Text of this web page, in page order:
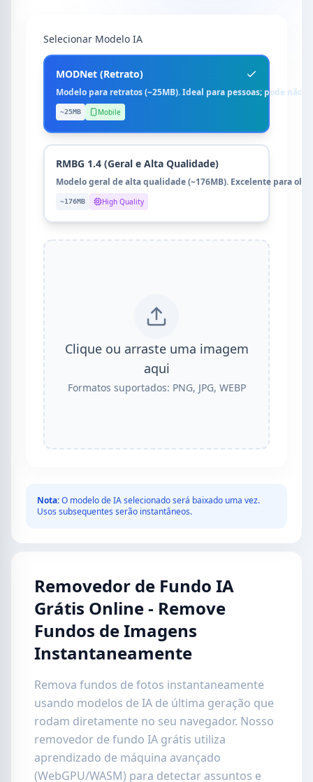
Selecionar Modelo IA
MODNet (Retrato)
Modelo para retratos (~25MB). Ideal para pessoas; pode não
~25MB Mobile
RMBG 1.4 (Geral e Alta Qualidade)
Modelo geral de alta qualidade (~176MB). Excelente para
~176MB High Quality
Clique ou arraste uma imagem
aqui
Formatos suportados: PNG, JPG, WEBP
Nota:O modelo de IA selecionado será baixado uma vez.
Usos subsequentes serão instantâneos.
Removedor de Fundo IA
Grátis Online - Remove
Fundos de Imagens
Instantaneamente
Remova fundos de fotos instantaneamente
usando modelos de IA de última geração que
rodam diretamente no seu navegador. Nosso
removedor de fundo IA grátis utiliza
aprendizado de máquina avançado
(WebGPU/WASM) para detectar assuntos e